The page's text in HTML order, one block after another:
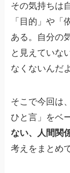
その気持ちは
「目的」や「
ある。自分の
と見えていな
なくないんだ
そこで今回は
ひと言」をベ
ない、人間関
考えをまとめ